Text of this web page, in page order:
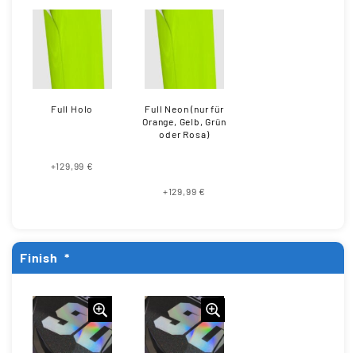
Full Holo
+129,99 €
Full Neon (nur für
Orange, Gelb, Grün
oder Rosa)
+129,99 €
Finish *